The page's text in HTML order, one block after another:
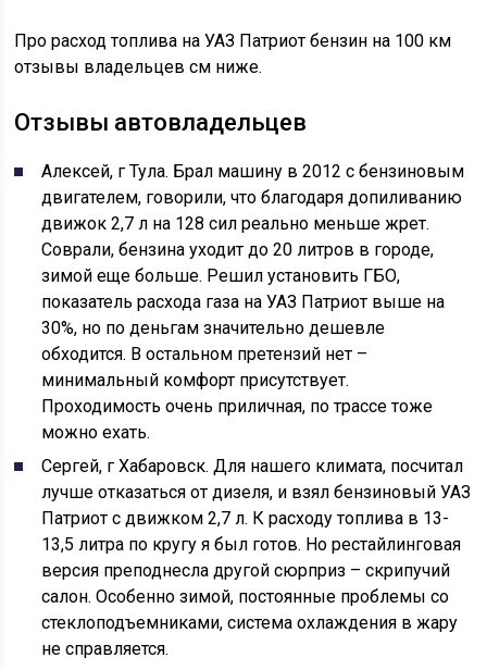
Про расход топлива на УАЗ Патриот бензин на 100 км
отзывы владельцев см ниже.
Отзывы автовладельцев
Алексей, г Тула. Брал машину в 2012 с бензиновым
двигателем, говорили, что благодаря допиливанию
движок 2,7 л на 128 сил реально меньше жрет.
Соврали, бензина уходит до 20 литров в городе,
зимой еще больше. Решил установить ГБО,
показатель расхода газа на УАЗ Патриот выше на
30%, но по деньгам значительно дешевле
обходится. В остальном претензий нет –
минимальный комфорт присутствует.
Проходимость очень приличная, по трассе тоже
можно ехать.
Сергей, г Хабаровск. Для нашего климата, посчитал
лучше отказаться от дизеля, и взял бензиновый УАЗ
Патриот с движком 2,7 л. К расходу топлива в 13-
13,5 литра по кругу я был готов. Но рестайлинговая
версия преподнесла другой сюрприз – скрипучий
салон. Особенно зимой, постоянные проблемы со
стеклоподъемниками, система охлаждения в жару
не справляется.